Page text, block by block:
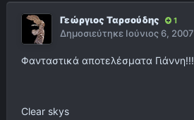
Γεώργιος Ταρσούδης 1
Δημοσιεύτηκε Ιούνιος 6, 2007
Φανταστικά αποτελέσματα Γιάννη!!!
Clear skys